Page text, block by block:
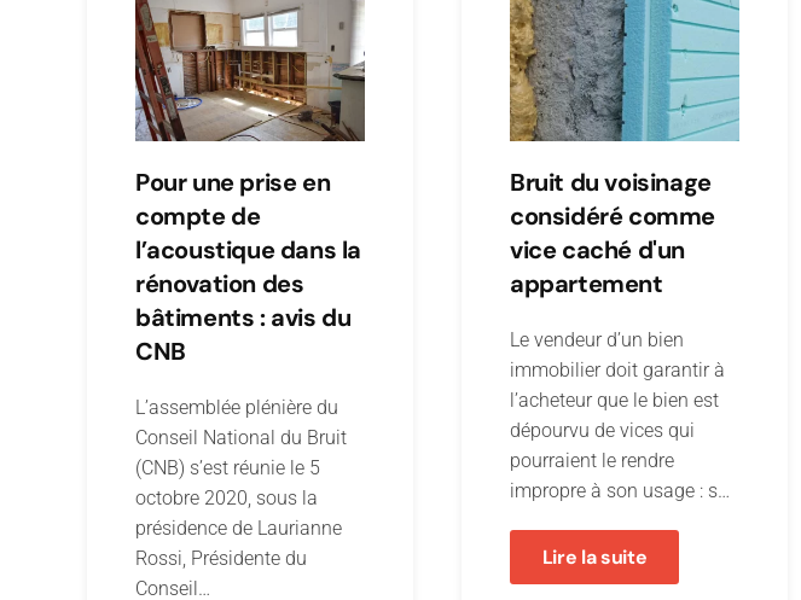
Pour une prise en
compte de
l’acoustique dans la
rénovation des
bâtiments : avis du
CNB
L’assemblée plénière du
Conseil National du Bruit
(CNB) s’est réunie le 5
octobre 2020, sous la
présidence de Laurianne
Rossi, Présidente du
Conseil…
Bruit du voisinage
considéré comme
vice caché d'un
appartement
Le vendeur d’un bien
immobilier doit garantir à
l’acheteur que le bien est
dépourvu de vices qui
pourraient le rendre
impropre à son usage : s…
Lire la suite